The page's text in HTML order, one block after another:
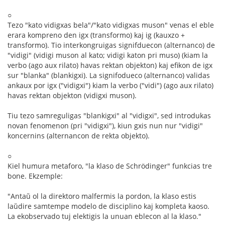
○
Tezo "kato vidigxas bela"/"kato vidigxas muson" venas el eble
erara kompreno den igx (transformo) kaj ig (kauxzo +
transformo). Tio interkongruigas signifduecon (alternanco) de
"vidigi" (vidigi muson al kato; vidigi katon pri muso) (kiam la
verbo (ago aux rilato) havas rektan objekton) kaj efikon de igx
sur "blanka" (blankigxi). La signifodueco (alternanco) validas
ankaux por igx ("vidigxi") kiam la verbo ("vidi") (ago aux rilato)
havas rektan objekton (vidigxi muson).
Tiu tezo samreguligas "blankigxi" al "vidigxi", sed introdukas
novan fenomenon (pri "vidigxi"), kiun gxis nun nur "vidigi"
koncernins (alternancon de rekta objekto).
○
Kiel humura metaforo, "la klaso de Schrödinger" funkcias tre
bone. Ekzemple:
"Antaŭ ol la direktoro malfermis la pordon, la klaso estis
laŭdire samtempe modelo de disciplino kaj kompleta kaoso.
La ekobservado tuj elektigis la unuan eblecon al la klaso."